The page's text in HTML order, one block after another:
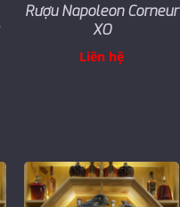
Rượu Napoleon Corneur
XO
Liên hệ